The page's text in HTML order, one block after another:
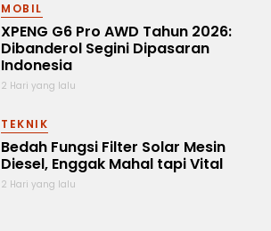
MOBIL
XPENG G6 Pro AWD Tahun 2026:
Dibanderol Segini Dipasaran
Indonesia
2 Hari yang lalu
TEKNIK
Bedah Fungsi Filter Solar Mesin
Diesel, Enggak Mahal tapi Vital
2 Hari yang lalu